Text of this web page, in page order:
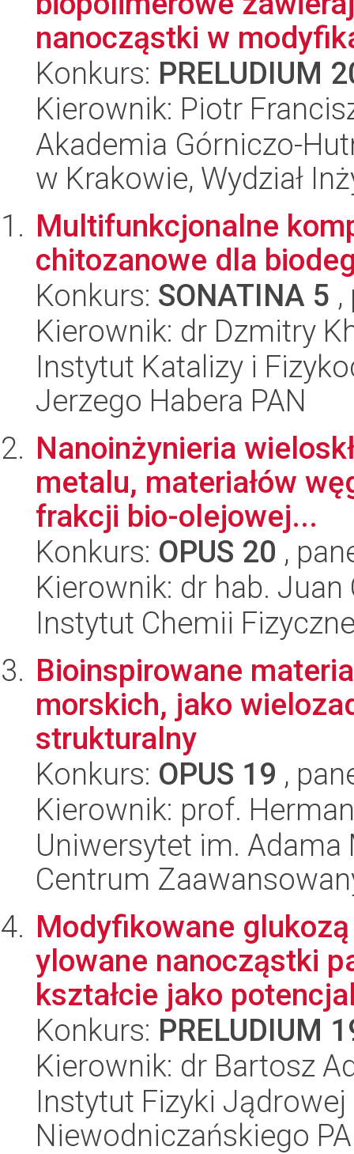
nanocząstki w
Konkurs: PRELUDIUM
Kierownik: Piotr
Akademia Górniczo-
w Krakowie, Wydział
Multifunkcjonalne
chitozanowe dla
Konkurs: SONATINA 5
Kierownik: dr Dzmitry
Instytut Katalizy i
Jerzego Habera PAN
Nanoinżynieria
metalu, materiałów
frakcji bio-olejowej...
Konkurs: OPUS 20 ,
Kierownik: dr hab.
Instytut Chemii
Bioinspirowane
morskich, jako
strukturalny
Konkurs: OPUS 19 ,
Kierownik: prof.
Uniwersytet im.
Centrum
Modyfikowane
ylowane nanocząstki
kształcie jako
Konkurs: PRELUDIUM
Kierownik: dr Bartosz
Instytut Fizyki
Niewodniczańskiego